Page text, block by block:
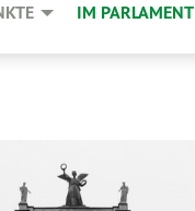
IM PARLAMENT